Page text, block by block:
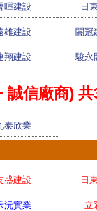
暉建設 日
雄建設 閤冠
翔建設 駿永
誠信廠商) 共
泰欣業
盛建設 日
沅實業 立